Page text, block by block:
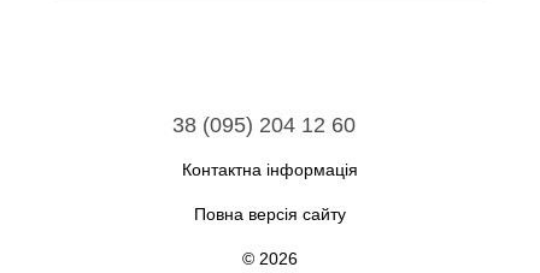
38 (095) 204 12 60
Контактна інформація
Повна версія сайту
© 2026